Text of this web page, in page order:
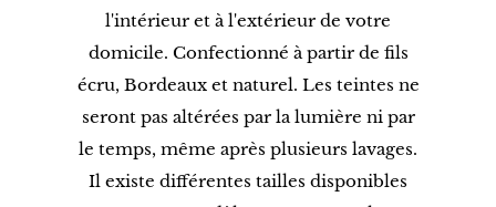
l'intérieur et à l'extérieur de votre
domicile. Confectionné à partir de fils
écru, Bordeaux et naturel. Les teintes ne
seront pas altérées par la lumière ni par
le temps, même après plusieurs lavages.
Il existe différentes tailles disponibles